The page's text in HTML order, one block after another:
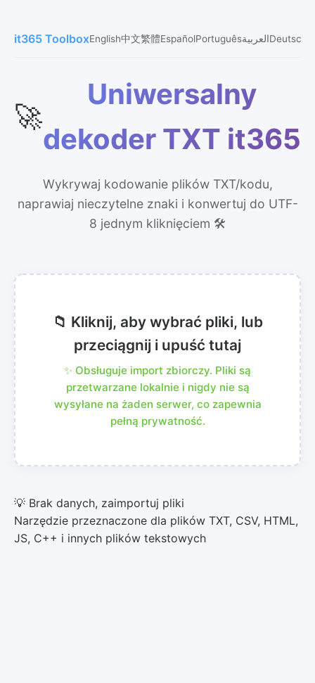
it365 ToolboxEnglish中文繁體EspañolPortuguêsالعربيةDeutsch
🚀
Uniwersalny
dekoder TXT it365
Wykrywaj kodowanie plików TXT/kodu,
naprawiaj nieczytelne znaki i konwertuj do UTF-
8 jednym kliknięciem 🛠️
📁 Kliknij, aby wybrać pliki, lub
przeciągnij i upuść tutaj
✨ Obsługuje import zbiorczy. Pliki są
przetwarzane lokalnie i nigdy nie są
wysyłane na żaden serwer, co zapewnia
pełną prywatność.
💡 Brak danych, zaimportuj pliki
Narzędzie przeznaczone dla plików TXT, CSV, HTML,
JS, C++ i innych plików tekstowych